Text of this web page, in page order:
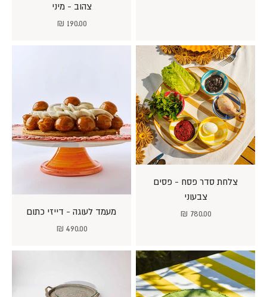
צהוב - מיני
מחיר מבצע
190.00 ₪
צלחת סדר פסח - פסים
צבעוני
מחיר מבצע
780.00 ₪
מעמד לעוגה - דייזי כתום
מחיר מבצע
490.00 ₪